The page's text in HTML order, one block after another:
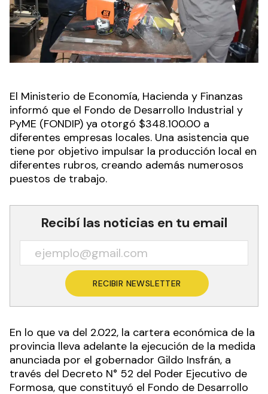
El Ministerio de Economía, Hacienda y Finanzas
informó que el Fondo de Desarrollo Industrial y
PyME (FONDIP) ya otorgó $348.100.00 a
diferentes empresas locales. Una asistencia que
tiene por objetivo impulsar la producción local en
diferentes rubros, creando además numerosos
puestos de trabajo.
Recibí las noticias en tu email
RECIBIR NEWSLETTER
En lo que va del 2.022, la cartera económica de la
provincia lleva adelante la ejecución de la medida
anunciada por el gobernador Gildo Insfrán, a
través del Decreto N° 52 del Poder Ejecutivo de
Formosa, que constituyó el Fondo de Desarrollo